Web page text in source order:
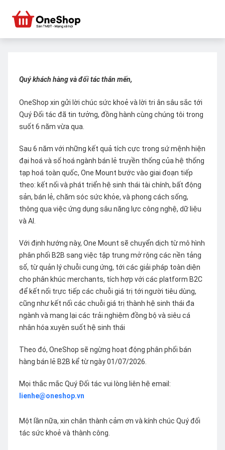
Quý khách hàng và đối tác thân mến,
OneShop xin gửi lời chúc sức khoẻ và lời tri ân sâu sắc tới
Quý Đối tác đã tin tưởng, đồng hành cùng chúng tôi trong
suốt 6 năm vừa qua.
Sau 6 năm với những kết quả tích cực trong sứ mệnh hiện
đại hoá và số hoá ngành bán lẻ truyền thống của hệ thống
tạp hoá toàn quốc, One Mount bước vào giai đoạn tiếp
theo: kết nối và phát triển hệ sinh thái tài chính, bất động
sản, bán lẻ, chăm sóc sức khỏe, và phong cách sống,
thông qua việc ứng dụng sâu năng lực công nghệ, dữ liệu
và AI.
Với định hướng này, One Mount sẽ chuyển dịch từ mô hình
phân phối B2B sang việc tập trung mở rộng các nền tảng
số, từ quản lý chuỗi cung ứng, tới các giải pháp toàn diện
cho phân khúc merchants, tích hợp với các platform B2C
để kết nối trực tiếp các chuỗi giá trị tới người tiêu dùng,
cũng như kết nối các chuỗi giá trị thành hệ sinh thái đa
ngành và mang lại các trải nghiệm đồng bộ và siêu cá
nhân hóa xuyên suốt hệ sinh thái
Theo đó, OneShop sẽ ngừng hoạt động phân phối bán
hàng bán lẻ B2B kể từ ngày 01/07/2026.
Mọi thắc mắc Quý Đối tác vui lòng liên hệ email:
lienhe@oneshop.vn
Một lần nữa, xin chân thành cảm ơn và kính chúc Quý đối
tác sức khoẻ và thành công.